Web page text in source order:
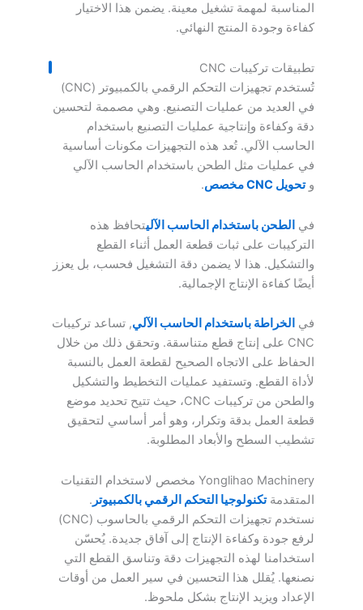
المناسبة لمهمة تشغيل معينة. يضمن هذا الاختيار
كفاءة وجودة المنتج النهائي.
تطبيقات تركيبات CNC
تُستخدم تجهيزات التحكم الرقمي بالكمبيوتر (CNC)
في العديد من عمليات التصنيع. وهي مصممة لتحسين
دقة وكفاءة وإنتاجية عمليات التصنيع باستخدام
الحاسب الآلي. تُعد هذه التجهيزات مكونات أساسية
في عمليات مثل الطحن باستخدام الحاسب الآلي
وتحويل CNC مخصص .
في الطحن باستخدام الحاسب الآليتحافظ هذه
التركيبات على ثبات قطعة العمل أثناء القطع
والتشكيل. هذا لا يضمن دقة التشغيل فحسب، بل يعزز
أيضًا كفاءة الإنتاج الإجمالية.
في الخراطة باستخدام الحاسب الآلي, تساعد تركيبات
CNC على إنتاج قطع متناسقة. وتحقق ذلك من خلال
الحفاظ على الاتجاه الصحيح لقطعة العمل بالنسبة
لأداة القطع. وتستفيد عمليات التخطيط والتشكيل
والطحن من تركيبات CNC، حيث تتيح تحديد موضع
قطعة العمل بدقة وتكرار، وهو أمر أساسي لتحقيق
تشطيب السطح والأبعاد المطلوبة.
Yonglihao Machinery مخصص لاستخدام التقنيات
المتقدمةتكنولوجيا التحكم الرقمي بالكمبيوتر .
نستخدم تجهيزات التحكم الرقمي بالحاسوب (CNC)
لرفع جودة وكفاءة الإنتاج إلى آفاق جديدة. يُحسّن
استخدامنا لهذه التجهيزات دقة وتناسق القطع التي
نصنعها. يُقلل هذا التحسين في سير العمل من أوقات
الإعداد ويزيد الإنتاج بشكل ملحوظ.